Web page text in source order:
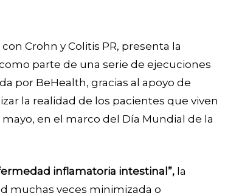
Crohn y Colitis PR, presenta la
parte de una serie de ejecuciones
por BeHealth, gracias al apoyo de
la realidad de los pacientes que viven
en el marco del Día Mundial de la
inflamatoria intestinal”, la
muchas veces minimizada o